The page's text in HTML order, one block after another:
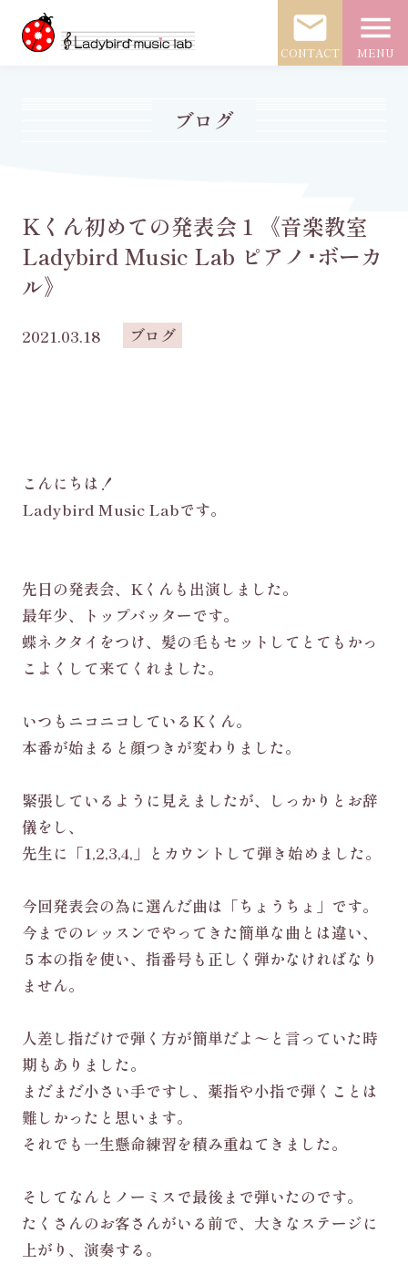
mail
CONTACT
menu
MENU
ブログ
Kくん初めての発表会１《音楽教室
Ladybird Music Lab ピアノ･ボーカ
ル》
2021.03.18 ブログ
こんにちは！
Ladybird Music Labです。
先日の発表会、Kくんも出演しました。
最年少、トップバッターです。
蝶ネクタイをつけ、髪の毛もセットしてとてもかっ
こよくして来てくれました。
いつもニコニコしているKくん。
本番が始まると顔つきが変わりました。
緊張しているように見えましたが、しっかりとお辞
儀をし、
先生に「1,2,3,4,」とカウントして弾き始めました。
今回発表会の為に選んだ曲は「ちょうちょ」です。
今までのレッスンでやってきた簡単な曲とは違い、
５本の指を使い、指番号も正しく弾かなければなり
ません。
人差し指だけで弾く方が簡単だよ〜と言っていた時
期もありました。
まだまだ小さい手ですし、薬指や小指で弾くことは
難しかったと思います。
それでも一生懸命練習を積み重ねてきました。
そしてなんとノーミスで最後まで弾いたのです。
たくさんのお客さんがいる前で、大きなステージに
上がり、演奏する。